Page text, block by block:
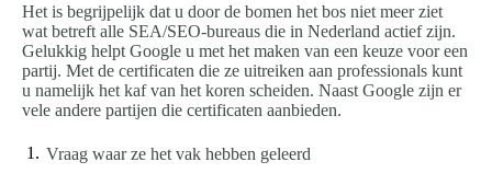
Het is begrijpelijk dat u door de bomen het bos niet meer ziet
wat betreft alle SEA/SEO-bureaus die in Nederland actief zijn.
Gelukkig helpt Google u met het maken van een keuze voor een
partij. Met de certificaten die ze uitreiken aan professionals kunt
u namelijk het kaf van het koren scheiden. Naast Google zijn er
vele andere partijen die certificaten aanbieden.
Vraag waar ze het vak hebben geleerd